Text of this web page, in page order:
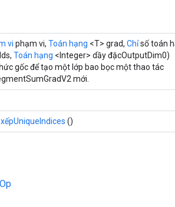
vi phạm vi, Toán hạng <T> grad, Chỉsố toán
Toán hạng <Integer> dầy đặcOutputDim0)
gốc để tạo một lớp bao bọc một thao tác
mới.
()